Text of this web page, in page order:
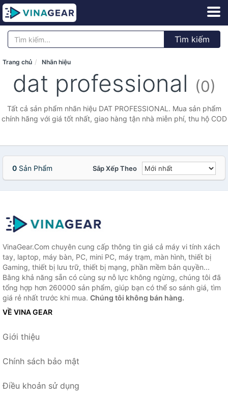
Tìm kiếm
Trang chủ Nhãn hiệu
dat professional (0)
Tất cả sản phẩm nhãn hiệu DAT PROFESSIONAL. Mua sản phẩm
chính hãng với giá tốt nhất, giao hàng tận nhà miễn phí, thu hộ COD
0 Sản Phẩm Sắp Xếp Theo
VinaGear.Com chuyên cung cấp thông tin giá cả máy vi tính xách
tay, laptop, máy bàn, PC, mini PC, máy trạm, màn hình, thiết bị
Gaming, thiết bị lưu trữ, thiết bị mạng, phần mềm bản quyền...
Bằng khả năng sẵn có cùng sự nỗ lực không ngừng, chúng tôi đã
tổng hợp hơn 260000 sản phẩm, giúp bạn có thể so sánh giá, tìm
giá rẻ nhất trước khi mua. Chúng tôi không bán hàng.
VỀ VINA GEAR
Giới thiệu
Chính sách bảo mật
Điều khoản sử dụng